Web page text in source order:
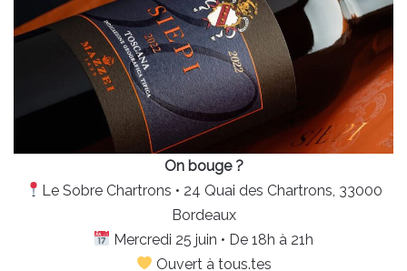
On bouge ?
Le Sobre Chartrons • 24 Quai des Chartrons, 33000
Bordeaux
Mercredi 25 juin • De 18h à 21h
Ouvert à tous.tes